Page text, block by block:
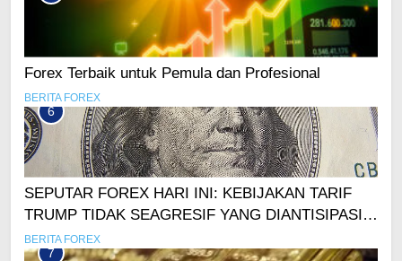
Forex Terbaik untuk Pemula dan Profesional
BERITA FOREX
6
SEPUTAR FOREX HARI INI: KEBIJAKAN TARIF
TRUMP TIDAK SEAGRESIF YANG DIANTISIPASI?
USD SEMPAT ANJLOK
BERITA FOREX
7